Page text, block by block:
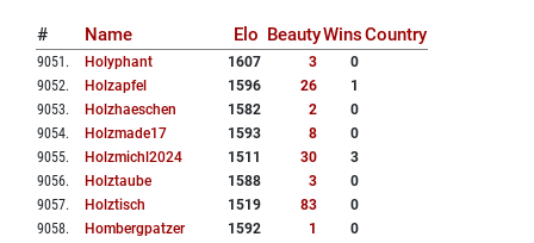
# Name Elo BeautyWinsCountry
9051 . Holyphant 1607 3
0
9052. Holzapfel 1596 26
1
9053. Holzhaeschen 1582 2
0
9054. Holzmade17 1593 8
0
9055. Holzmichl2024 1511 30
3
9056. Holztaube 1588 3
0
9057. Holztisch 1519 83
0
9058. Hombergpatzer 1592 1
0